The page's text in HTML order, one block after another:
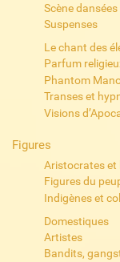
Scène dansées
Suspenses
Le chant des
Parfum
Phantom
Transes et
Visions
Figures
Aristocrates et
Figures du
Indigènes et
Domestiques
Artistes
Bandits,